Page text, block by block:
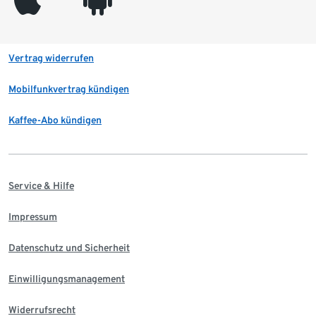
Vertrag widerrufen
Mobilfunkvertrag kündigen
Kaffee-Abo kündigen
Service & Hilfe
Impressum
Datenschutz und Sicherheit
Einwilligungsmanagement
Widerrufsrecht